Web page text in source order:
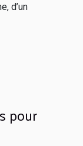
d’un
pour